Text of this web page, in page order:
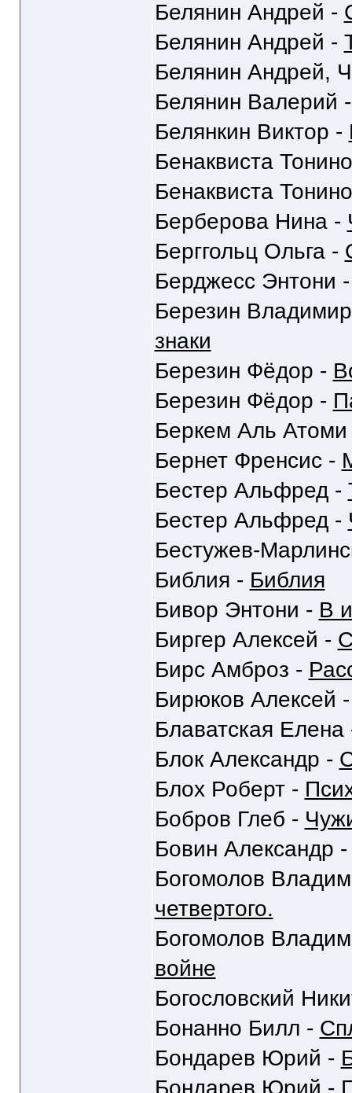
Белянин Андрей -
Белянин Андрей -
Белянин Андрей,
Белянин Валерий
Белянкин Виктор -
Бенаквиста
Бенаквиста
Берберова Нина -
Берггольц Ольга -
Берджесс Энтони
Березин
знаки
Березин Фёдор -
Березин Фёдор -
Беркем Аль
Бернет Френсис -
Бестер Альфред -
Бестер Альфред -
Бестужев-
Библия - Библия
Бивор Энтони - В
Биргер Алексей -
Бирс Амброз -
Бирюков Алексей
Блаватская
Блок Александр -
Блох Роберт -
Бобров Глеб -
Бовин Александр
Богомолов
четвертого.
Богомолов
войне
Богословский
Бонанно Билл -
Бондарев Юрий -
Бондарев Юрий -